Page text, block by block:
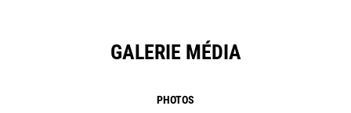
GALERIE MÉDIA
PHOTOS